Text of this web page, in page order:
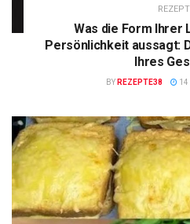
Was die Form Ihrer
Persönlichkeit aussagt:
Ihres
BY REZEPTE38 14